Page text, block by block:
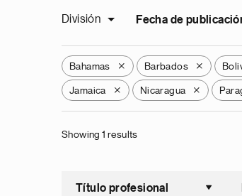
División Fecha de
Bahamas X Barbados X
Jamaica X Nicaragua X
Showing 1 results
Título profesional